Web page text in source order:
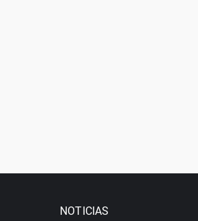
NOTICIAS